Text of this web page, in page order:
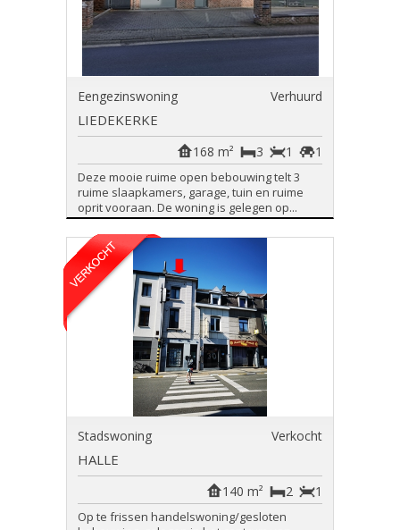
Eengezinswoning Verhuurd
LIEDEKERKE
1
1
3
168 m²
Deze mooie ruime open bebouwing telt 3
ruime slaapkamers, garage, tuin en ruime
oprit vooraan. De woning is gelegen op...
Stadswoning Verkocht
HALLE
1
2
140 m²
Op te frissen handelswoning/gesloten